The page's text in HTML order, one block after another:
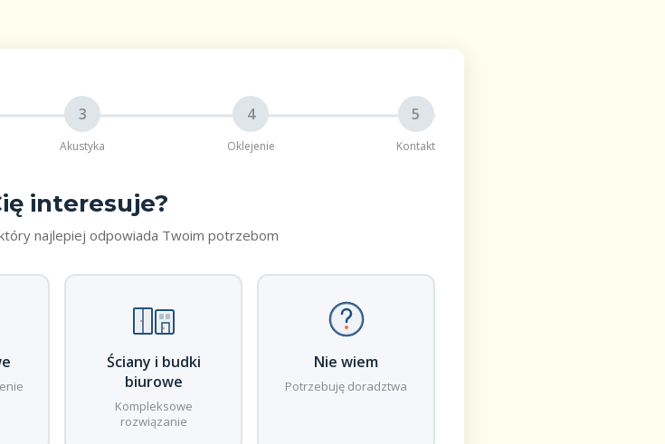
3
Akustyka
4
Oklejenie
5
Kontakt
interesuje?
najlepiej odpowiada Twoim potrzebom
Ściany i budki
biurowe
Kompleksowe
rozwiązanie
Nie wiem
Potrzebuję doradztwa